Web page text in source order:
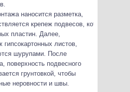
наносится разметка,
крепеж подвесов, которые
пластин. Далее,
гипсокартонных листов,
шурупами. После
поверхность подвесного
грунтовкой, чтобы
неровности и швы.